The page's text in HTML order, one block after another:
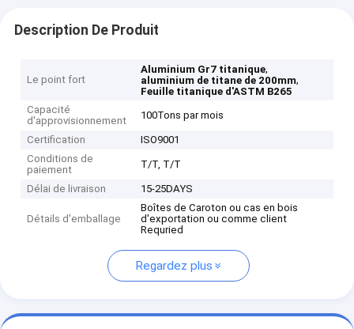
Description De Produit
Le point fort
Aluminium Gr7 titanique,
aluminium de titane de 200mm,
Feuille titanique d'ASTM B265
Capacité
d'approvisionnement
100Tons par mois
Certification
ISO9001
Conditions de
paiement
T/T, T/T
Délai de livraison 15-25DAYS
Détails d'emballage
Boîtes de Caroton ou cas en bois
d'exportation ou comme client
Requried
Regardez plus